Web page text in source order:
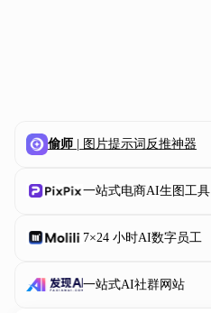
偷师 | 图片提示词反推神器
一站式电商AI生图工具
7×24 小时AI数字员工
一站式AI社群网站